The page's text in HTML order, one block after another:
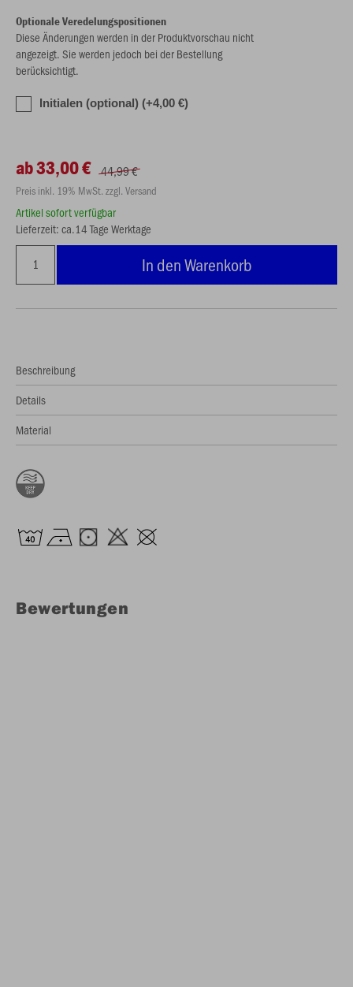
Optionale Veredelungspositionen
Diese Änderungen werden in der Produktvorschau nicht
angezeigt. Sie werden jedoch bei der Bestellung
berücksichtigt.
Initialen (optional) (+4,00 €)
ab 33,00 € 44,99 €
Preis inkl. 19% MwSt. zzgl. Versand
Artikel sofort verfügbar
Lieferzeit: ca.14 Tage Werktage
In den Warenkorb
Beschreibung
Details
Material
Bewertungen